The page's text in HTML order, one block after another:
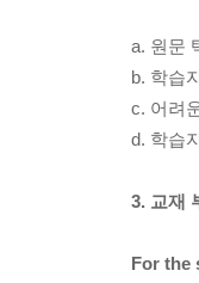
a. 원문
b. 학습
c. 어려
d. 학습
3. 교재
For the